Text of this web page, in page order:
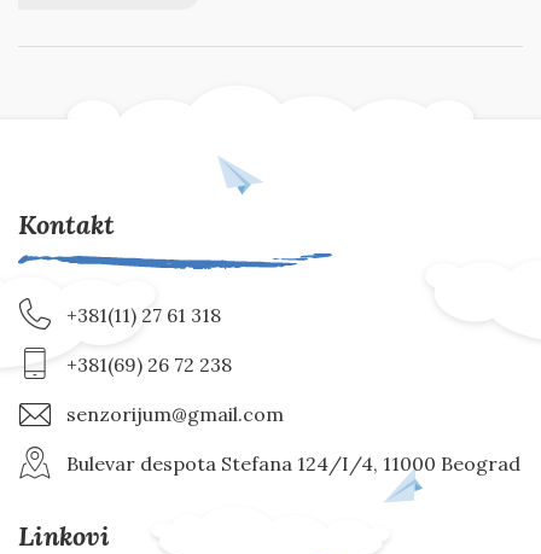
Kontakt
+381(11) 27 61 318
+381(69) 26 72 238
senzorijum@gmail.com
Bulevar despota Stefana 124/I/4, 11000 Beograd
Linkovi